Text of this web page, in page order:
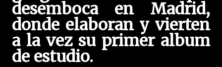
desemboca en Madrid,
donde elaboran y vierten
a la vez su primer album
de estudio.